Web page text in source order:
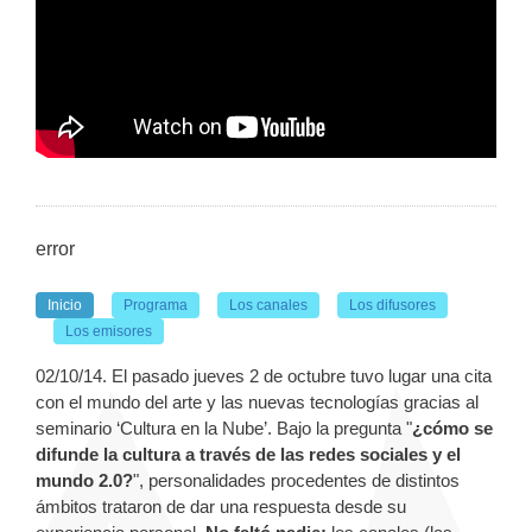
error
Inicio Programa Los canales
Los difusores
Los emisores
02/10/14. El pasado jueves 2 de octubre tuvo lugar una cita
con el mundo del arte y las nuevas tecnologías gracias al
seminario ‘Cultura en la Nube’. Bajo la pregunta "¿cómo se
difunde la cultura a través de las redes sociales y el
mundo 2.0?", personalidades procedentes de distintos
ámbitos trataron de dar una respuesta desde su